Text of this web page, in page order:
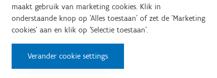
maakt gebruik van marketing cookies. Klik in
onderstaande knop op 'Alles toestaan' of zet de 'Marketing
cookies' aan en klik op 'Selectie toestaan'.
Verander cookie settings